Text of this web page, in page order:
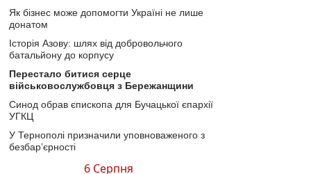
Як бізнес може допомогти Україні не лише
донатом
Історія Азову: шлях від добровольчого
батальйону до корпусу
Перестало битися серце
військовослужбовця з Бережанщини
Синод обрав єпископа для Бучацької єпархії
УГКЦ
У Тернополі призначили уповноваженого з
безбар’єрності
6 Серпня